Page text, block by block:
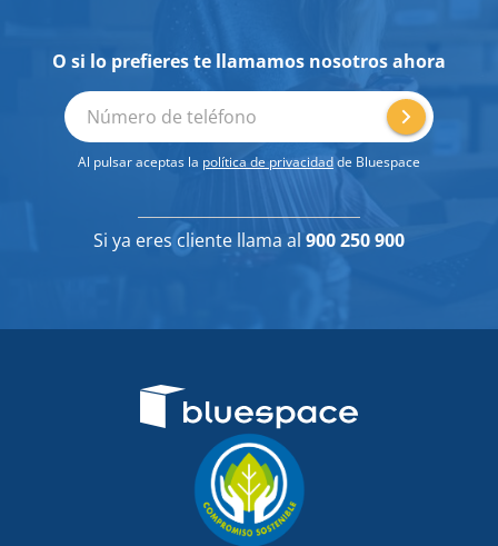
O si lo prefieres te llamamos nosotros ahora
Número de teléfono
Al pulsar aceptas la política de privacidadde Bluespace
Si ya eres cliente llama al900 250 900